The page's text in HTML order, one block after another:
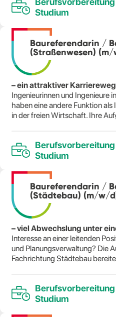
Studium
Baureferendarin /
(Straßenwesen)
– ein attraktiver Karriereweg
Ingenieurinnen und Ingenieure
haben eine andere Funktion
in der freien Wirtschaft. Ihre
Studium
Baureferendarin /
(Städtebau) (m/w/
– viel Abwechslung unter
Interesse an einer leitenden
und Planungsverwaltung? Die
Fachrichtung Städtebau
Studium